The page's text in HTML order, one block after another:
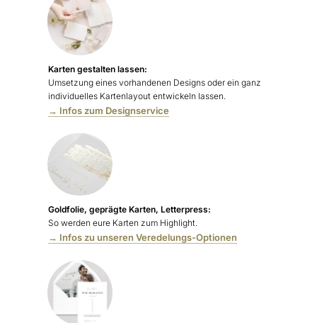
Karten gestalten lassen:
Umsetzung eines vorhandenen Designs oder ein ganz
individuelles Kartenlayout entwickeln lassen.
→ Infos zum Designservice
Goldfolie, geprägte Karten, Letterpress:
So werden eure Karten zum Highlight.
→ Infos zu unseren Veredelungs-Optionen